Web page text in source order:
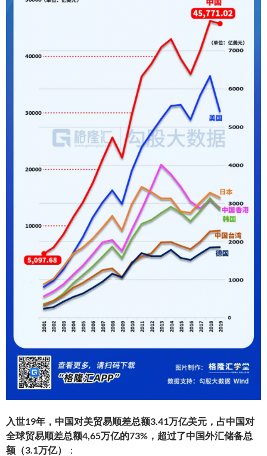
入世19年，中国对美贸易顺差总额3.41万亿美元，占中国对
全球贸易顺差总额4,65万亿的73%，超过了中国外汇储备总
额（3.1万亿）
：